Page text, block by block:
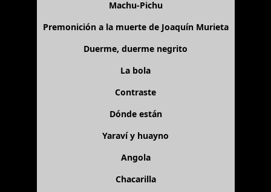
Machu-Pichu
Premonición a la muerte de Joaquín Murieta
Duerme, duerme negrito
La bola
Contraste
Dónde están
Yaraví y huayno
Angola
Chacarilla